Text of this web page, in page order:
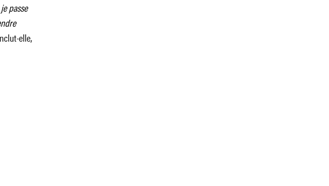
passe
elle,